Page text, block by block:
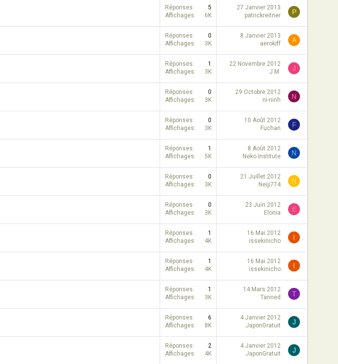
Réponses
5
Affichages
6K
27 Janvier 2013
patrickreitner
P
Réponses
0
Affichages
3K
8 Janvier 2013
aerokiff
A
Réponses
1
Affichages
3K
22 Novembre 2012
J.M.
J
Réponses
0
Affichages
3K
29 Octobre 2012
ni-ninh
N
Réponses
0
Affichages
3K
10 Août 2012
Fuchan
F
Réponses
1
Affichages
5K
8 Août 2012
Neko Institute
N
Réponses
0
Affichages
3K
21 Juillet 2012
Neiji774
N
Réponses
0
Affichages
3K
23 Juin 2012
Elonia
E
Réponses
1
Affichages
4K
16 Mai 2012
issekinicho
I
Réponses
1
Affichages
4K
16 Mai 2012
issekinicho
I
Réponses
1
Affichages
3K
14 Mars 2012
Tanned
T
Réponses
6
Affichages
8K
4 Janvier 2012
JaponGratuit
J
Réponses
2
Affichages
4K
4 Janvier 2012
JaponGratuit
J